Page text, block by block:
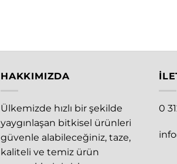
HAKKIMIZDA
Ülkemizde hızlı bir şekilde
yaygınlaşan bitkisel ürünleri
güvenle alabileceğiniz, taze,
kaliteli ve temiz ürün
0